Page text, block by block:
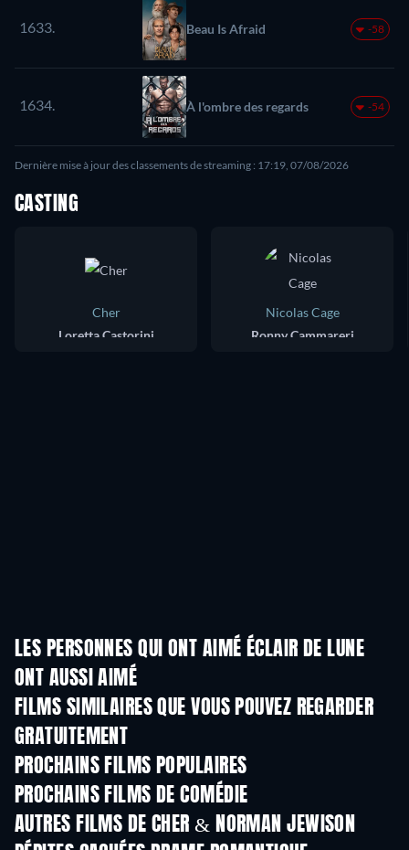
1633. Beau Is Afraid -58
1634. À l'ombre des regards -54
Dernière mise à jour des classements de streaming : 17:19, 07/08/2026
CASTING
Cher
Loretta Castorini
Nicolas Cage
Ronny Cammareri
LES PERSONNES QUI ONT AIMÉ ÉCLAIR DE LUNE
ONT AUSSI AIMÉ
FILMS SIMILAIRES QUE VOUS POUVEZ REGARDER
GRATUITEMENT
PROCHAINS FILMS POPULAIRES
PROCHAINS FILMS DE COMÉDIE
AUTRES FILMS DE CHER & NORMAN JEWISON